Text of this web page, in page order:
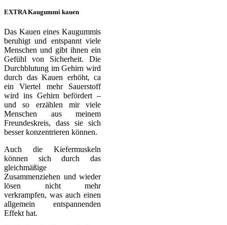
EXTRA Kaugummi kauen
Das Kauen eines Kaugummis
beruhigt und entspannt viele
Menschen und gibt ihnen ein
Gefühl von Sicherheit. Die
Durchblutung im Gehirn wird
durch das Kauen erhöht, ca
ein Viertel mehr Sauerstoff
wird ins Gehirn befördert –
und so erzählen mir viele
Menschen aus meinem
Freundeskreis, dass sie sich
besser konzentrieren können.
Auch die Kiefermuskeln
können sich durch das
gleichmäßige
Zusammenziehen und wieder
lösen nicht mehr
verkrampfen, was auch einen
allgemein entspannenden
Effekt hat.